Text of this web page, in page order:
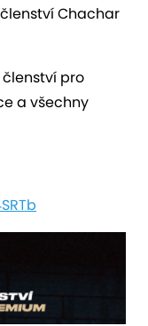
Chachar
pro
a všechny